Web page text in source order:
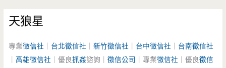
天狼星
專業徵信社 台北徵信社 ｜新竹徵信社 台中徵信社
台南徵信社
｜高雄徵信社 ｜優良抓姦諮詢｜徵信公司 ｜專業徵信社 ｜優良徵信